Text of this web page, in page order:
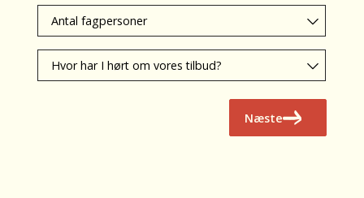
elever
Antal
deltagende
fagpersoner
Hvor
har
Næste